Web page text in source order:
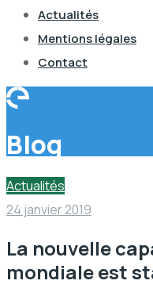
Actualités
Mentions légales
Contact
Blog
Actualités
24 janvier 2019
La nouvelle
mondiale est